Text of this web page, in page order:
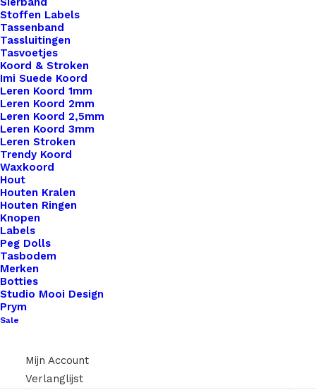
Stoffen Labels
Tassenband
Tassluitingen
Tasvoetjes
Koord & Stroken
Imi Suede Koord
Leren Koord 1mm
Leren Koord 2mm
Leren Koord 2,5mm
Leren Koord 3mm
Leren Stroken
Trendy Koord
Waxkoord
Hout
Houten Kralen
Houten Ringen
Knopen
Labels
Peg Dolls
Tasbodem
Merken
Botties
Studio Mooi Design
Prym
Sale
Mijn Account
Verlanglijst